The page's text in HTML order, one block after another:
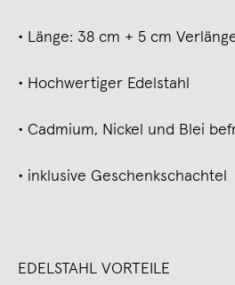
∙ Länge: 38 cm + 5 cm
∙ Hochwertiger Edelstahl
∙ Cadmium, Nickel und Blei
∙ inklusive Geschenkschachtel
EDELSTAHL VORTEILE